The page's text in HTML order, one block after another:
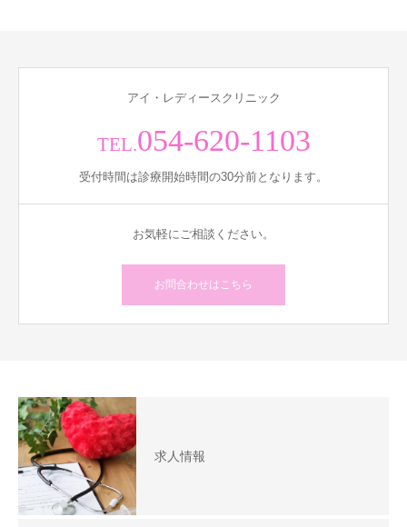
アイ・レディースクリニック
TEL.054-620-1103
受付時間は診療開始時間の30分前となります。
お気軽にご相談ください。
お問合わせはこちら
求人情報